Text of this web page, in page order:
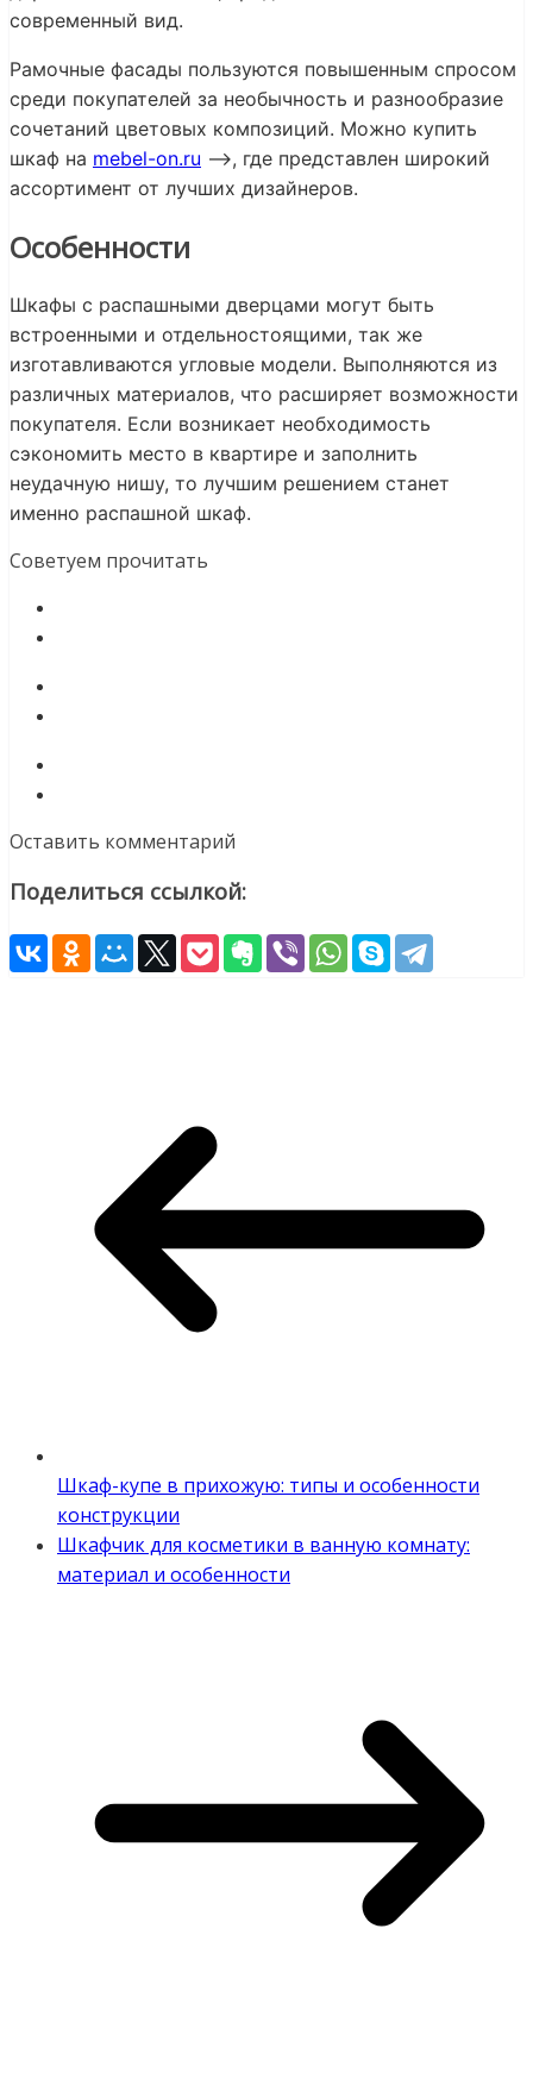
современный вид.
Рамочные фасады пользуются повышенным спросом
среди покупателей за необычность и разнообразие
сочетаний цветовых композиций. Можно купить
шкаф на mebel-on.ru —>, где представлен широкий
ассортимент от лучших дизайнеров.
Особенности
Шкафы с распашными дверцами могут быть
встроенными и отдельностоящими, так же
изготавливаются угловые модели. Выполняются из
различных материалов, что расширяет возможности
покупателя. Если возникает необходимость
сэкономить место в квартире и заполнить
неудачную нишу, то лучшим решением станет
именно распашной шкаф.
Советуем прочитать
Оставить комментарий
Поделиться ссылкой:
Шкаф-купе в прихожую: типы и особенности
конструкции
Шкафчик для косметики в ванную комнату:
материал и особенности